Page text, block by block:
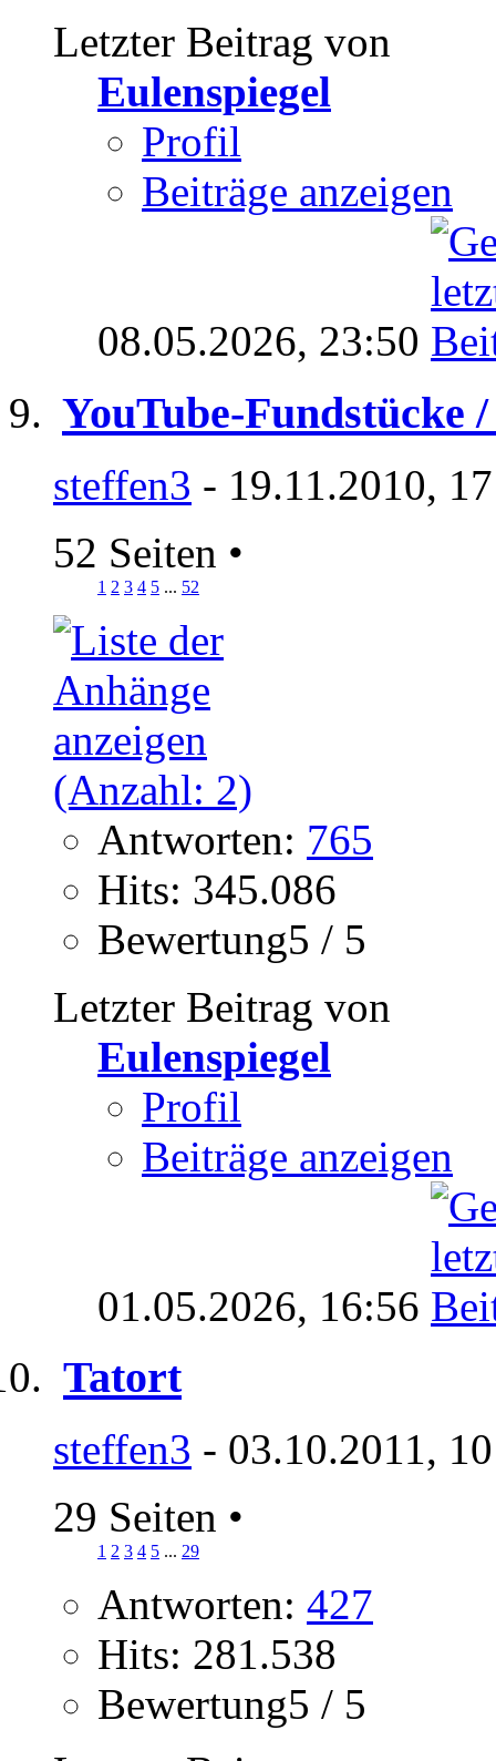
Letzter Beitrag von
Eulenspiegel
Profil
Beiträge anzeigen
08.05.2026, 23:50
YouTube-Fundstücke
steffen3 - 19.11.2010,
52 Seiten •
1 2 3 4 5 ... 52
Antworten: 765
Hits: 345.086
Bewertung5 / 5
Letzter Beitrag von
Eulenspiegel
Profil
Beiträge anzeigen
01.05.2026, 16:56
Tatort
steffen3 - 03.10.2011,
29 Seiten •
1 2 3 4 5 ... 29
Antworten: 427
Hits: 281.538
Bewertung5 / 5